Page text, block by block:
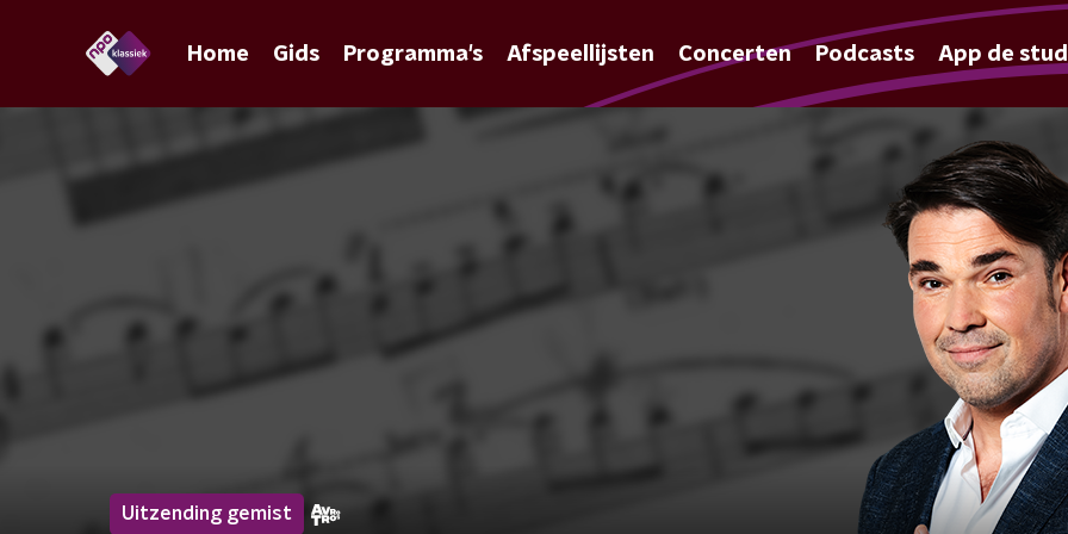
Home Gids Programma's Afspeellijsten Concerten Podcasts App de
Uitzending gemist